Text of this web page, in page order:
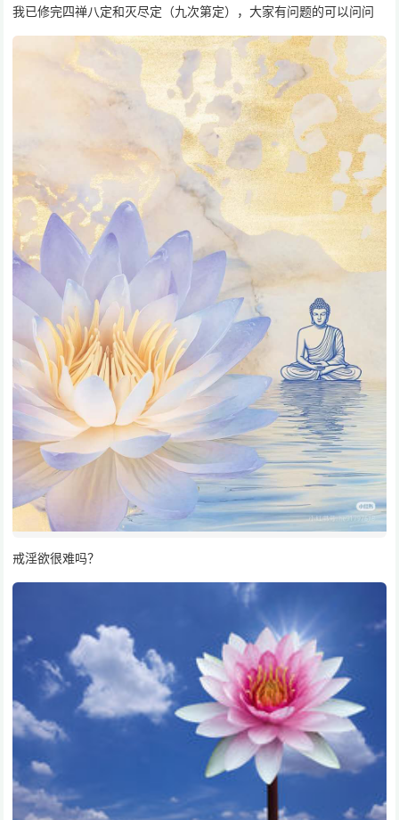
我已修完四禅八定和灭尽定（九次第定），大家有问题的可以问问
戒淫欲很难吗？